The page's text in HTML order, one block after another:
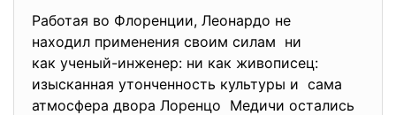
Работая во Флоренции, Леонардо не
находил применения своим силам ни
как ученый-инженер: ни как живописец:
изысканная утонченность культуры и сама
атмосфера двора Лоренцо Медичи остались